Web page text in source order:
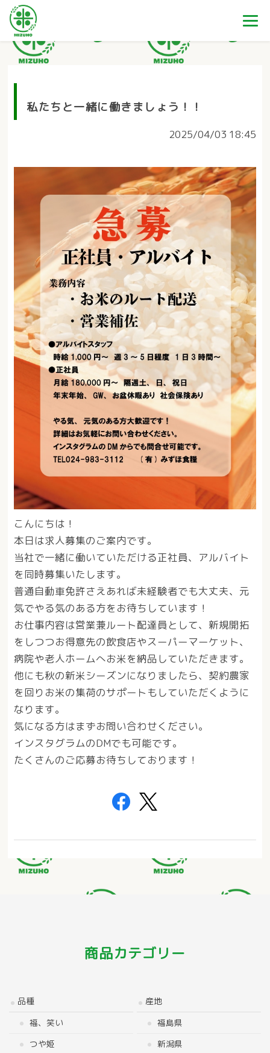
私たちと一緒に働きましょう！！
2025/04/03 18:45
こんにちは！
本日は求人募集のご案内です。
当社で一緒に働いていただける正社員、アルバイト
を同時募集いたします。
普通自動車免許さえあれば未経験者でも大丈夫、元
気でやる気のある方をお待ちしています！
お仕事内容は営業兼ルート配達員として、新規開拓
をしつつお得意先の飲食店やスーパーマーケット、
病院や老人ホームへお米を納品していただきます。
他にも秋の新米シーズンになりましたら、契約農家
を回りお米の集荷のサポートもしていただくように
なります。
気になる方はまずお問い合わせください。
インスタグラムのDMでも可能です。
たくさんのご応募お待ちしております！
商品カテゴリー
品種
福、笑い
つや姫
産地
福島県
新潟県